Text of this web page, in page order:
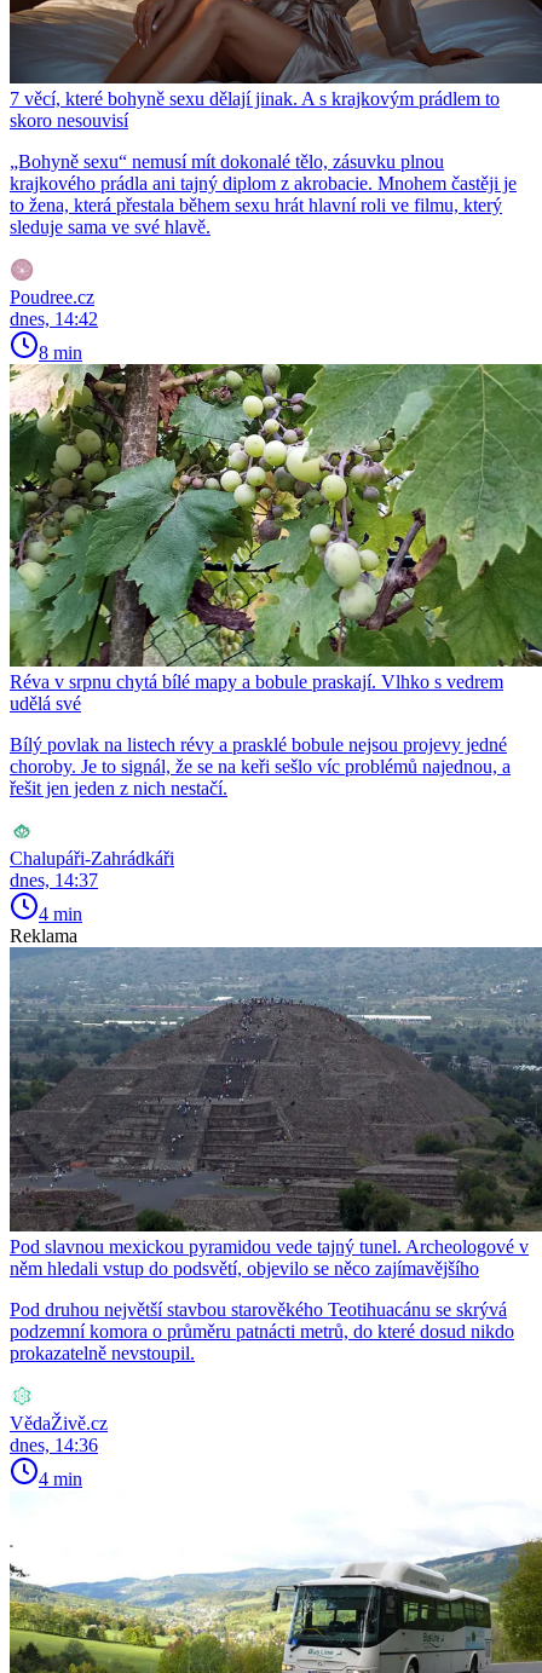
7 věcí, které bohyně sexu dělají jinak. A s krajkovým prádlem to
skoro nesouvisí
„Bohyně sexu“ nemusí mít dokonalé tělo, zásuvku plnou
krajkového prádla ani tajný diplom z akrobacie. Mnohem častěji je
to žena, která přestala během sexu hrát hlavní roli ve filmu, který
sleduje sama ve své hlavě.
Poudree.cz
dnes, 14:42
8 min
Réva v srpnu chytá bílé mapy a bobule praskají. Vlhko s vedrem
udělá své
Bílý povlak na listech révy a prasklé bobule nejsou projevy jedné
choroby. Je to signál, že se na keři sešlo víc problémů najednou, a
řešit jen jeden z nich nestačí.
Chalupáři-Zahrádkáři
dnes, 14:37
4 min
Reklama
Pod slavnou mexickou pyramidou vede tajný tunel. Archeologové v
něm hledali vstup do podsvětí, objevilo se něco zajímavějšího
Pod druhou největší stavbou starověkého Teotihuacánu se skrývá
podzemní komora o průměru patnácti metrů, do které dosud nikdo
prokazatelně nevstoupil.
VědaŽivě.cz
dnes, 14:36
4 min